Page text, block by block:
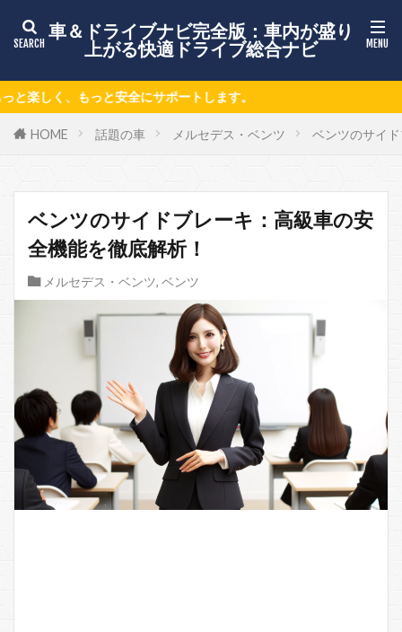
車＆ドライブナビ完全版：車内が盛り
上がる快適ドライブ総合ナビ
トします。
HOME 話題の車 メルセデス・ベンツ ベンツのサイ
ベンツのサイドブレーキ：高級車の安
全機能を徹底解析！
メルセデス・ベンツ, ベンツ